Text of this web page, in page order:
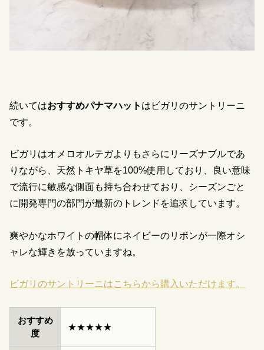
続いてはおすすめパナマハット はビガリのサントリーニ
です。
ビガリはオメロオルテガよりもさらにリーズナブルであ
りながら、天然トキヤ草を100%使用しており、良い意味
で流行に敏感な側面も持ち合わせており、シーズンごと
に開発専門の部門が最新のトレンドを追求しています。
爽やかなホワイトの帽体にネイビーのリボンが一際オシ
ャレな輝きを放っていますね。
ビガリのサントリーニはこちらから購入いただけます。
おすすめ
度
★★★★★